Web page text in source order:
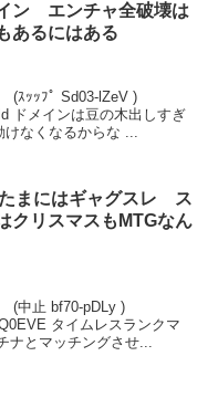
ン エンチャ全破壊は
あるにはある
(ｽｯｯﾌﾟ Sd03-lZeV )
ドメインは豆の木出しすぎ
なくなるからな ...
たまにはギャグスレ ス
クリスマスもMTGなん
(中止 bf70-pDLy )
タイムレスランクマ
にプラチナとマッチングさせ...